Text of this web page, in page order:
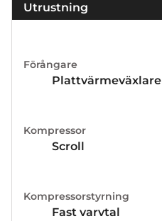
Utrustning
Förångare
Plattvärmeväxlare
Kompressor
Scroll
Kompressorstyrning
Fast varvtal